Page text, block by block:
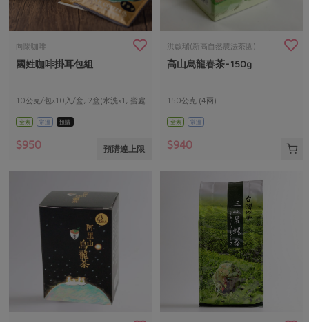
日用品 圖書禮品
素食專區
異國料理
年菜食譜
高麗菜海鮮煎餅
把最好的台灣味帶回家！
綠主張月刊
媒體報導
地區活動
向陽咖啡
國姓咖啡掛耳包組
10公克/包×10入/盒, 2盒(水洗×1, 蜜處
理×1)/組
全素 常溫 預購
$950 預購達上限
洪啟瑞(新高自然農法茶園)
高山烏龍春茶-150g
150公克 (4兩)
全素 常溫
$940